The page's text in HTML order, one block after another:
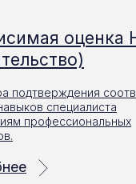
оценка
подтверждения
специалиста
профессиональных